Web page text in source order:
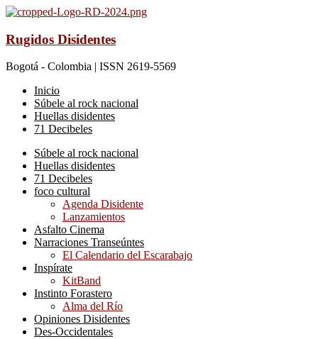
Rugidos Disidentes
Bogotá - Colombia | ISSN 2619-5569
Inicio
Súbele al rock nacional
Huellas disidentes
71 Decibeles
Súbele al rock nacional
Huellas disidentes
71 Decibeles
foco cultural
Agenda Disidente
Lanzamientos
Asfalto Cinema
Narraciones Transeúntes
El Calendario del Escarabajo
Inspírate
KitBand
Instinto Forastero
Alma del Río
Opiniones Disidentes
Des-Occidentales